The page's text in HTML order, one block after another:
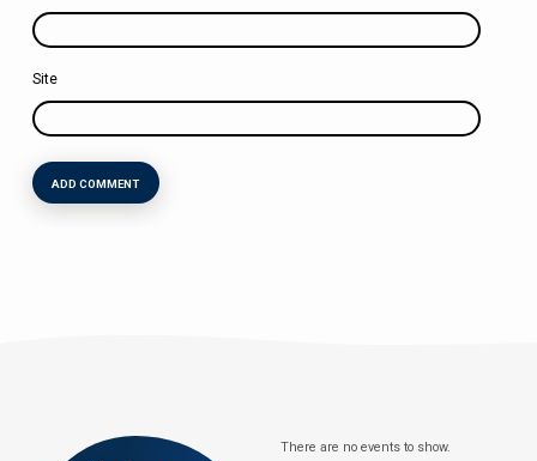
Site
There are no events to show.